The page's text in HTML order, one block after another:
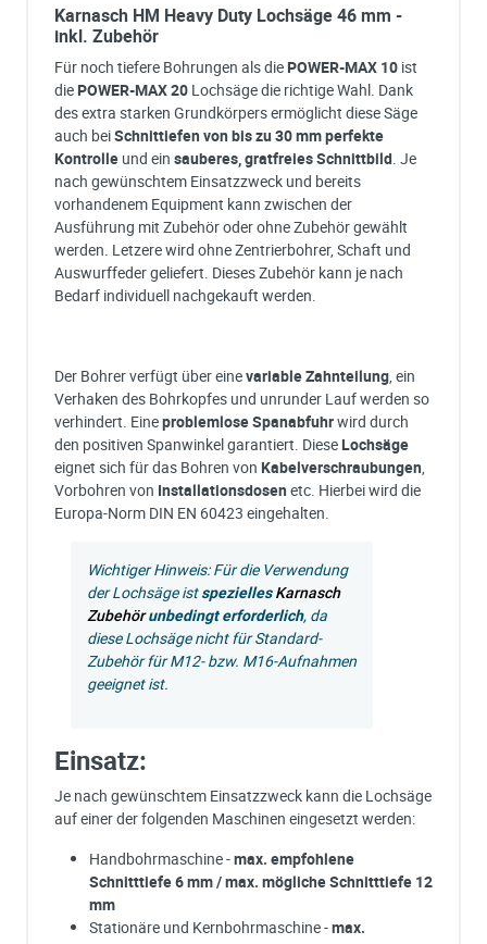
Karnasch HM Heavy Duty Lochsäge 46 mm -
inkl. Zubehör
Für noch tiefere Bohrungen als die POWER-MAX 10 ist
die POWER-MAX 20 Lochsäge die richtige Wahl. Dank
des extra starken Grundkörpers ermöglicht diese Säge
auch beiSchnittiefen von bis zu 30 mmperfekte
Kontrolle und ein sauberes, gratfreies Schnittbild. Je
nach gewünschtem Einsatzzweck und bereits
vorhandenem Equipment kann zwischen der
Ausführung mit Zubehör oder ohne Zubehör gewählt
werden. Letzere wird ohne Zentrierbohrer, Schaft und
Auswurffeder geliefert. Dieses Zubehör kann je nach
Bedarf individuell nachgekauft werden.
Der Bohrer verfügt über einevariable Zahnteilung, ein
Verhaken des Bohrkopfes und unrunder Lauf werden so
verhindert. Eineproblemlose Spanabfuhrwird durch
den positiven Spanwinkel garantiert. Diese Lochsäge
eignet sich für das Bohren von Kabelverschraubungen,
Vorbohren von Installationsdosen etc. Hierbei wird die
Europa-Norm DIN EN 60423 eingehalten.
Wichtiger Hinweis: Für die Verwendung
der Lochsäge istspeziellesKarnasch
Zubehörunbedingt erforderlich, da
diese Lochsäge nicht für Standard-
Zubehör für M12- bzw. M16-Aufnahmen
geeignet ist.
Einsatz:
Je nach gewünschtem Einsatzzweck kann die Lochsäge
auf einer der folgenden Maschinen eingesetzt werden:
Handbohrmaschine -max. empfohlene
Schnitttiefe 6 mm / max. mögliche Schnitttiefe 12
mm
Stationäre und Kernbohrmaschine -max.